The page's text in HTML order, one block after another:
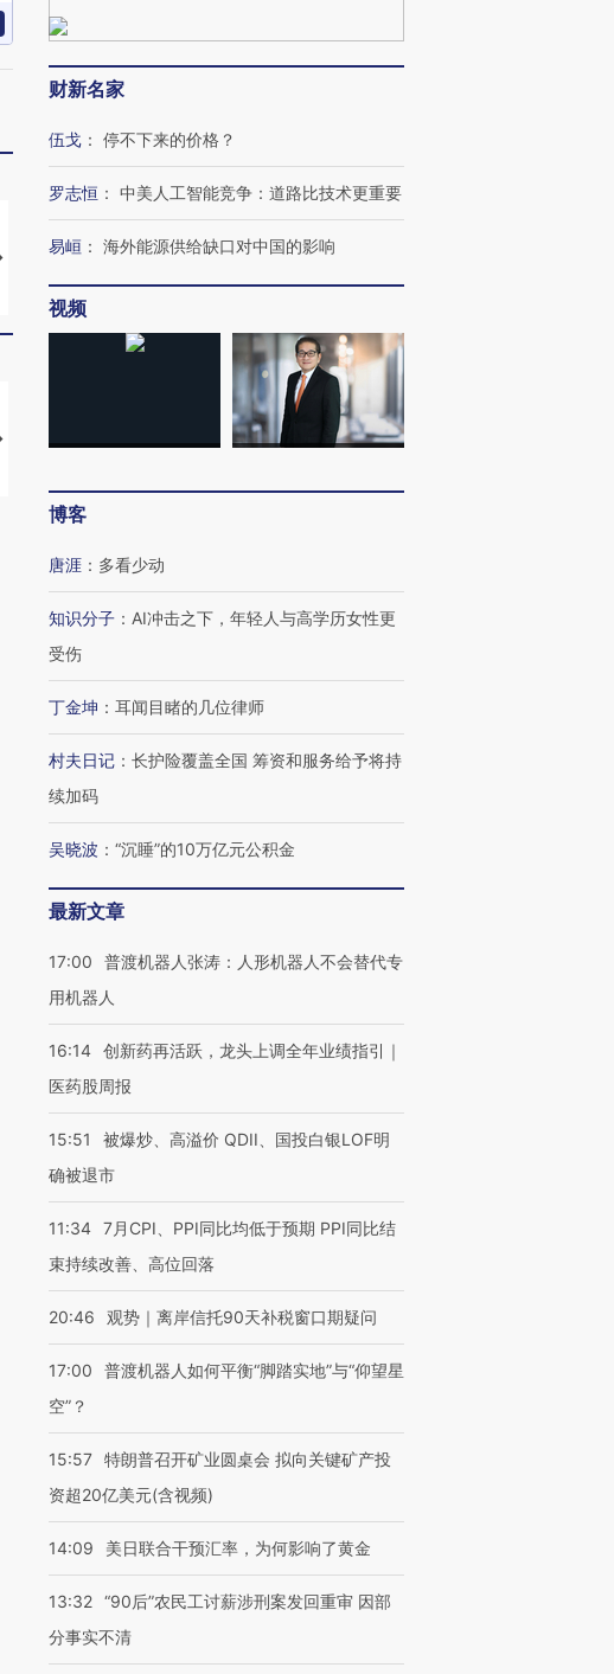
视线｜“入侵”还是“人道危
机”？难民潮撕裂西班牙
飞地休达
湖北宜昌局部短时降雨
128毫米 紧急转移近
雨 3小时累计雨量超80毫
【推广】走进第四届链博
【商旅对话】华住集团
财新名家
伍戈 ： 停不下来的价格？
罗志恒 ： 中美人工智能竞争：道路比技术更重要
易峘 ： 海外能源供给缺口对中国的影响
视频
博客
唐涯 ： 多看少动
知识分子 ： AI冲击之下，年轻人与高学历女性更
受伤
丁金坤 ： 耳闻目睹的几位律师
村夫日记 ： 长护险覆盖全国 筹资和服务给予将持
续加码
吴晓波 ： “沉睡”的10万亿元公积金
最新文章
17:00
普渡机器人张涛：人形机器人不会替代专
用机器人
16:14 创新药再活跃，龙头上调全年业绩指引｜
医药股周报
15:51
被爆炒、高溢价 QDII、国投白银LOF明
确被退市
11:34 7月CPI、PPI同比均低于预期 PPI同比结
束持续改善、高位回落
20:46 观势｜离岸信托90天补税窗口期疑问
17:00
普渡机器人如何平衡“脚踏实地”与“仰望星
空”？
15:57 特朗普召开矿业圆桌会 拟向关键矿产投
资超20亿美元(含视频)
14:09 美日联合干预汇率，为何影响了黄金
13:32 “90后”农民工讨薪涉刑案发回重审 因部
分事实不清